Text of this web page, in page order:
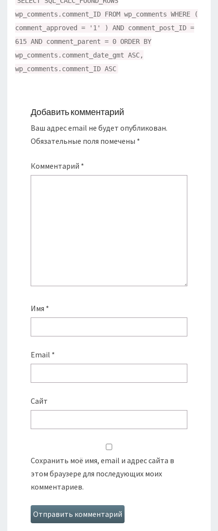
wp_comments.comment_ID FROM wp_comments WHERE (
comment_approved = '1' ) AND comment_post_ID =
615 AND comment_parent = 0 ORDER BY
wp_comments.comment_date_gmt ASC,
wp_comments.comment_ID ASC
Добавить комментарий
Ваш адрес email не будет опубликован.
Обязательные поля помечены *
Комментарий *
Имя *
Email *
Сайт
Сохранить моё имя, email и адрес сайта в
этом браузере для последующих моих
комментариев.